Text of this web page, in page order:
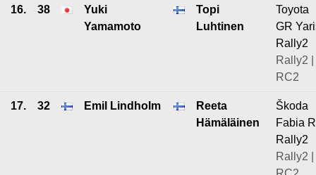
16. 38
Yuki
Yamamoto
Topi
Luhtinen
Toyota
GR
Rally2
Rally2 |
RC2
17. 32 Emil Lindholm
Reeta
Hämäläinen
Škoda
Fabia
Rally2
Rally2 |